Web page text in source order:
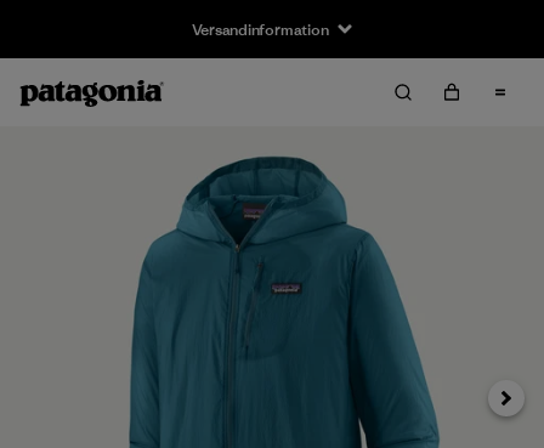
Versandinformation
Weiter